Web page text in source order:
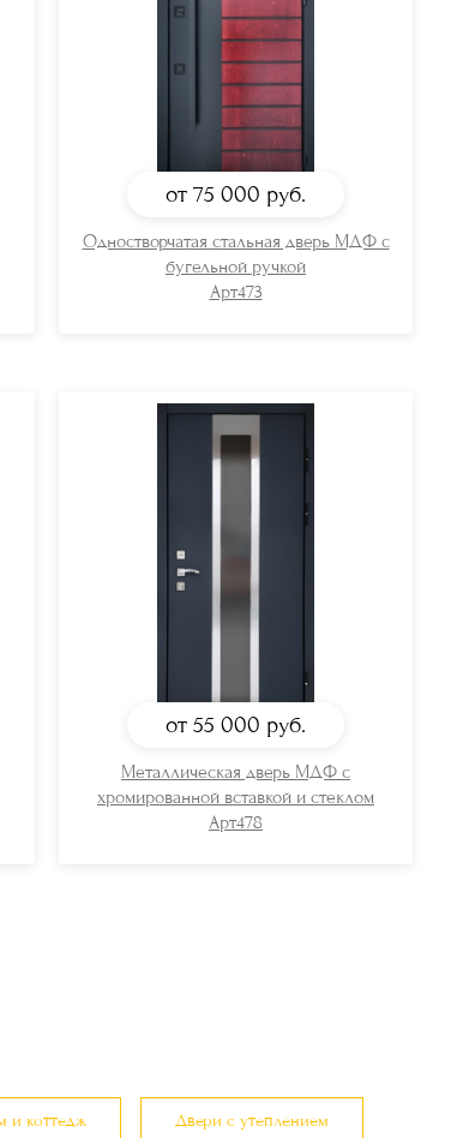
от 75 000 руб.
Одностворчатая стальная дверь МДФ с
бугельной ручкой
Арт473
от 55 000 руб.
Металлическая дверь МДФ с
хромированной вставкой и стеклом
Арт478
и коттедж Двери с утеплением